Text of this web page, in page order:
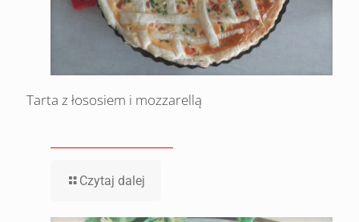
Tarta z łososiem i mozzarellą
Czytaj dalej